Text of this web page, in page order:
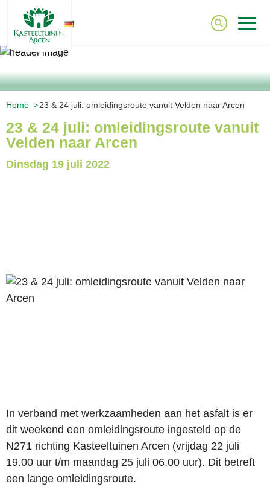
DE
Home 23 & 24 juli: omleidingsroute vanuit Velden naar Arcen
23 & 24 juli: omleidingsroute vanuit
Velden naar Arcen
Dinsdag 19 juli 2022
In verband met werkzaamheden aan het asfalt is er
dit weekend een omleidingsroute ingesteld op de
N271 richting Kasteeltuinen Arcen (vrijdag 22 juli
19.00 uur t/m maandag 25 juli 06.00 uur). Dit betreft
een lange omleidingsroute.